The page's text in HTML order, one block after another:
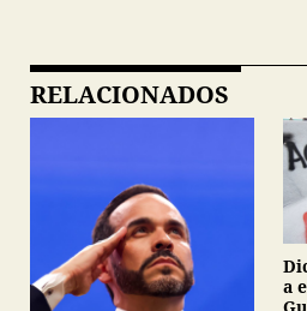
RELACIONADOS
a